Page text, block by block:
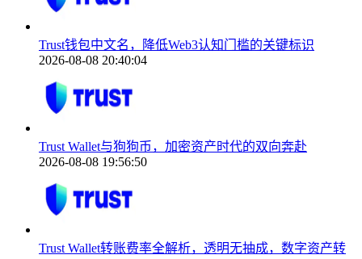
Trust钱包中文名，降低Web3认知门槛的关键标识
2026-08-08 20:40:04
Trust Wallet与狗狗币，加密资产时代的双向奔赴
2026-08-08 19:56:50
Trust Wallet转账费率全解析，透明无抽成，数字资产转